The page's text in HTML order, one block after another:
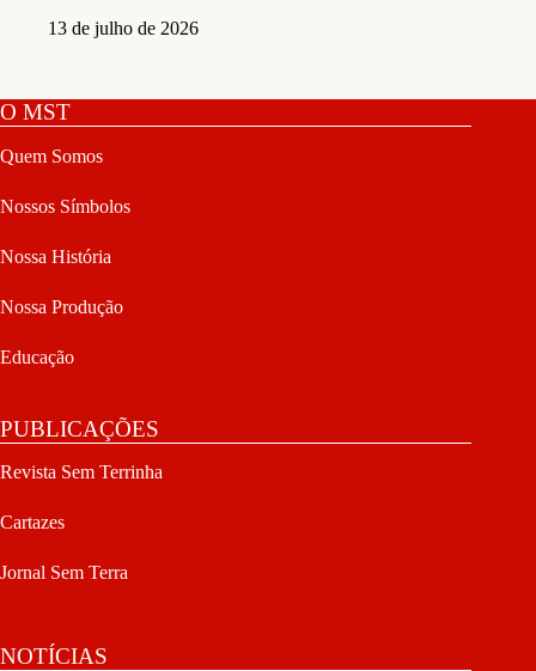
13 de julho de 2026
O MST
Quem Somos
Nossos Símbolos
Nossa História
Nossa Produção
Educação
PUBLICAÇÕES
Revista Sem Terrinha
Cartazes
Jornal Sem Terra
NOTÍCIAS